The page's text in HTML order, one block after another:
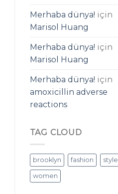
Merhaba dünya! için
Marisol Huang
Merhaba dünya! için
Marisol Huang
Merhaba dünya! için
amoxicillin adverse
reactions
TAG CLOUD
brooklyn fashion style
women